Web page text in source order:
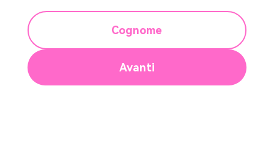
Cognome
Avanti